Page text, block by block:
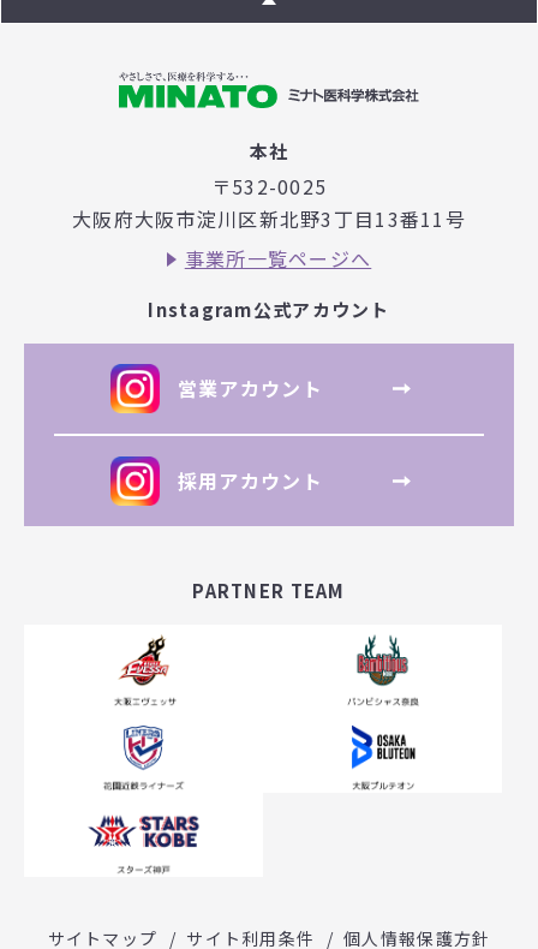
本社
〒532-0025
大阪府大阪市淀川区新北野3丁目13番11号
事業所一覧ページへ
Instagram公式アカウント
営業アカウント
採用アカウント
PARTNER TEAM
サイトマップ サイト利用条件 個人情報保護方針